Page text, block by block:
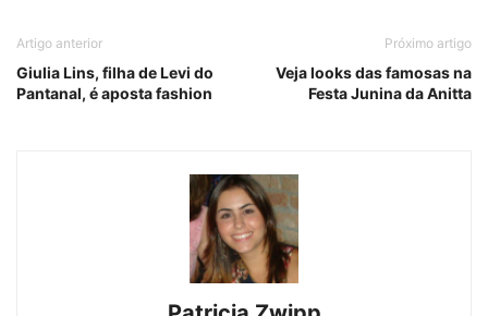
Artigo anterior
Giulia Lins, filha de Levi do
Pantanal, é aposta fashion
Próximo artigo
Veja looks das famosas na
Festa Junina da Anitta